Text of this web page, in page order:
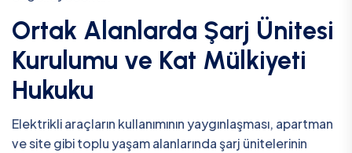
Ortak Alanlarda Şarj Ünitesi
Kurulumu ve Kat Mülkiyeti
Hukuku
Elektrikli araçların kullanımının yaygınlaşması, apartman
ve site gibi toplu yaşam alanlarında şarj ünitelerinin